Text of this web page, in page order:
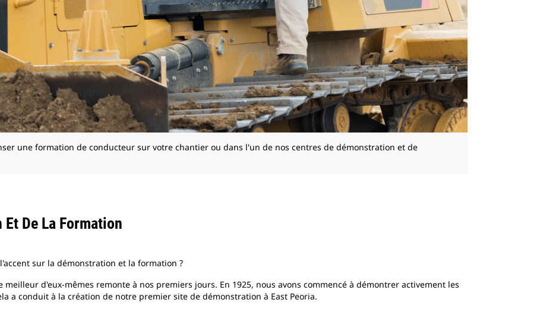
une formation de conducteur sur votre chantier ou dans l'un de nos centres de démonstration et de
De La Formation
sur la démonstration et la formation ?
d'eux-mêmes remonte à nos premiers jours. En 1925, nous avons commencé à démontrer activement les
a conduit à la création de notre premier site de démonstration à East Peoria.